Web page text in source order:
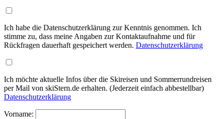
Ich habe die Datenschutzerklärung zur Kenntnis genommen. Ich
stimme zu, dass meine Angaben zur Kontaktaufnahme und für
Rückfragen dauerhaft gespeichert werden. Datenschutzerklärung
Ich möchte aktuelle Infos über die Skireisen und Sommerrundreisen
per Mail von skiStern.de erhalten. (Jederzeit einfach abbestellbar)
Datenschutzerklärung
Vorname: